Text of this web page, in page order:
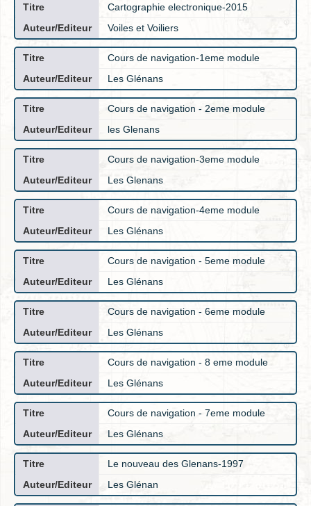
Cartographie electronique-2015
Voiles et Voiliers
Cours de navigation-1eme module
Les Glénans
Cours de navigation - 2eme module
les Glenans
Cours de navigation-3eme module
Les Glenans
Cours de navigation-4eme module
Les Glénans
Cours de navigation - 5eme module
Les Glénans
Cours de navigation - 6eme module
Les Glénans
Cours de navigation - 8 eme module
Les Glénans
Cours de navigation - 7eme module
Les Glénans
Le nouveau des Glenans-1997
Les Glénan